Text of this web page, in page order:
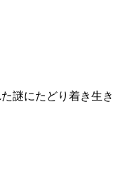
謎にたどり着き生き